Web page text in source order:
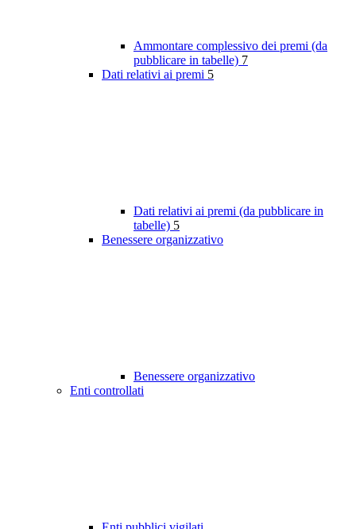
Ammontare complessivo dei premi (da
pubblicare in tabelle) 7
Dati relativi ai premi 5
Dati relativi ai premi (da pubblicare in
tabelle) 5
Benessere organizzativo
Benessere organizzativo
Enti controllati